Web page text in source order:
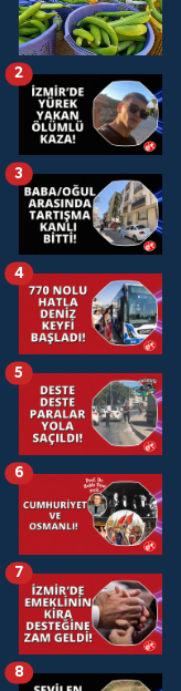
2
3
4
5
6
7
8